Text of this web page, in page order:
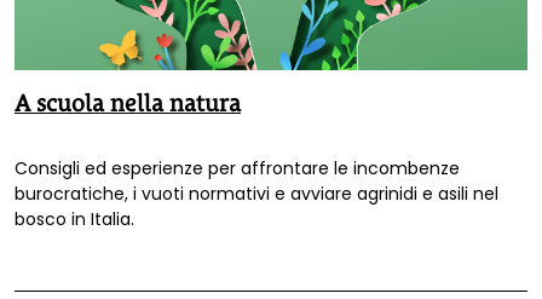
A scuola nella natura
Consigli ed esperienze per affrontare le incombenze
burocratiche, i vuoti normativi e avviare agrinidi e asili nel
bosco in Italia.